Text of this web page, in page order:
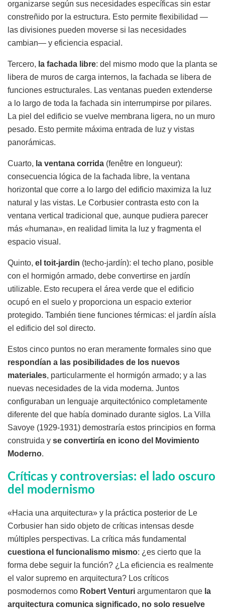
organizarse según sus necesidades específicas sin estar
constreñido por la estructura. Esto permite flexibilidad —
las divisiones pueden moverse si las necesidades
cambian— y eficiencia espacial.
Tercero, la fachada libre: del mismo modo que la planta se
libera de muros de carga internos, la fachada se libera de
funciones estructurales. Las ventanas pueden extenderse
a lo largo de toda la fachada sin interrumpirse por pilares.
La piel del edificio se vuelve membrana ligera, no un muro
pesado. Esto permite máxima entrada de luz y vistas
panorámicas.
Cuarto, la ventana corrida (fenêtre en longueur):
consecuencia lógica de la fachada libre, la ventana
horizontal que corre a lo largo del edificio maximiza la luz
natural y las vistas. Le Corbusier contrasta esto con la
ventana vertical tradicional que, aunque pudiera parecer
más «humana», en realidad limita la luz y fragmenta el
espacio visual.
Quinto, el toit-jardin (techo-jardín): el techo plano, posible
con el hormigón armado, debe convertirse en jardín
utilizable. Esto recupera el área verde que el edificio
ocupó en el suelo y proporciona un espacio exterior
protegido. También tiene funciones térmicas: el jardín aísla
el edificio del sol directo.
Estos cinco puntos no eran meramente formales sino que
respondían a las posibilidades de los nuevos
materiales, particularmente el hormigón armado; y a las
nuevas necesidades de la vida moderna. Juntos
configuraban un lenguaje arquitectónico completamente
diferente del que había dominado durante siglos. La Villa
Savoye (1929-1931) demostraría estos principios en forma
construida y se convertiría en icono del Movimiento
Moderno.
Críticas y controversias: el lado oscuro
del modernismo
«Hacia una arquitectura» y la práctica posterior de Le
Corbusier han sido objeto de críticas intensas desde
múltiples perspectivas. La crítica más fundamental
cuestiona el funcionalismo mismo: ¿es cierto que la
forma debe seguir la función? ¿La eficiencia es realmente
el valor supremo en arquitectura? Los críticos
posmodernos como Robert Venturi argumentaron que la
arquitectura comunica significado, no solo resuelve